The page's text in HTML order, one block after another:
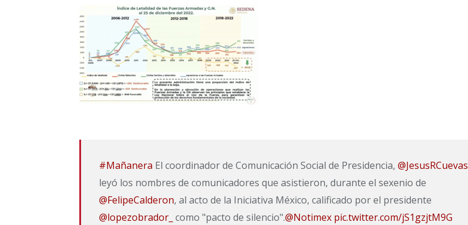
#Mañanera El coordinador de Comunicación Social de Presidencia, @JesusRCuevas
leyó los nombres de comunicadores que asistieron, durante el sexenio de
@FelipeCalderon, al acto de la Iniciativa México, calificado por el presidente
@lopezobrador_ como "pacto de silencio".@Notimex pic.twitter.com/jS1gzjtM9G